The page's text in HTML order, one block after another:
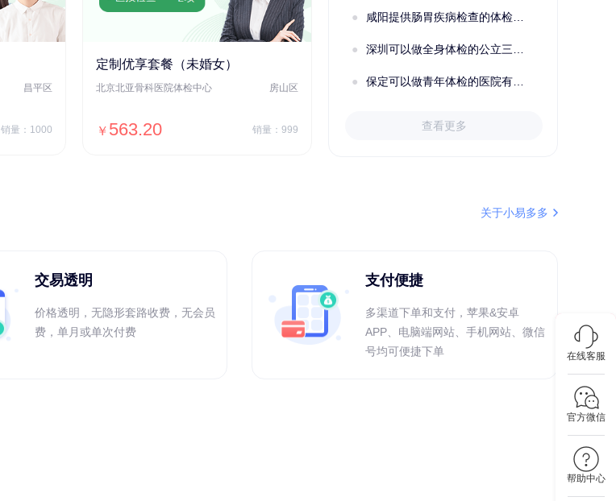
购买了BP3颈椎热敷枕
昌平区
销量：1000
定制优享套餐（未婚女）
北京北亚骨科医院体检中心 房山区
￥ 563.20 销量：999
秦皇岛市第一医院体检中心 北戴河区
咸阳提供肠胃疾病检查的体检套餐有哪些？体检机构有哪些选择？如何预约？
深圳可以做全身体检的公立三甲医院及体检套餐汇总
保定可以做青年体检的医院有哪些？有哪些套餐可以选择？
查看更多
关于小易多多
交易透明
价格透明，无隐形套路收费，无会员
费，单月或单次付费
支付便捷
多渠道下单和支付，苹果&安卓
APP、电脑端网站、手机网站、微信
号均可便捷下单
在线客服
官方微信
帮助中心